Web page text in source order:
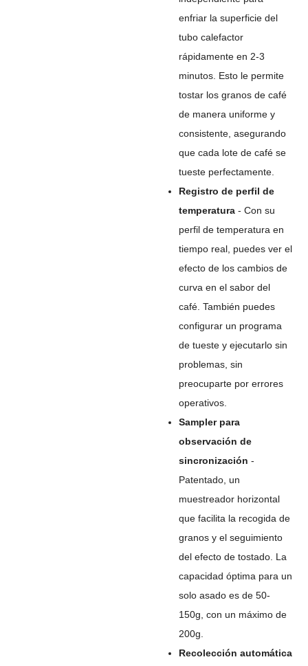
enfriar la superficie del
tubo calefactor
rápidamente en 2-3
minutos. Esto le permite
tostar los granos de café
de manera uniforme y
consistente, asegurando
que cada lote de café se
tueste perfectamente.
Registro de perfil de
temperatura- Con su
perfil de temperatura en
tiempo real, puedes ver el
efecto de los cambios de
curva en el sabor del
café. También puedes
configurar un programa
de tueste y ejecutarlo sin
problemas, sin
preocuparte por errores
operativos.
Sampler para
observación de
sincronización -
Patentado, un
muestreador horizontal
que facilita la recogida de
granos y el seguimiento
del efecto de tostado. La
capacidad óptima para un
solo asado es de 50-
150g, con un máximo de
200g.
Recolección automática